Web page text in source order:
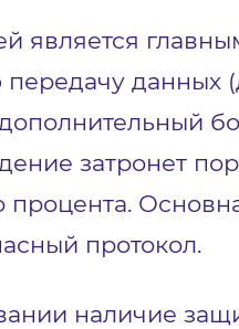
является
данных
затронет
протокол.
наличие